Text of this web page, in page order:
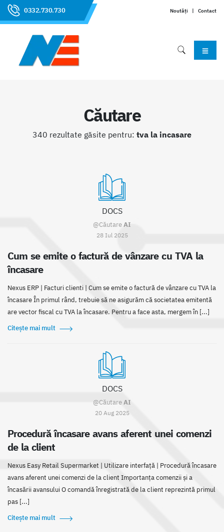
0332.730.730 Noutăți | Contact
Căutare
340 rezultate găsite pentru: tva la incasare
DOCS
@CăutareAI
28 Iul 2025
Cum se emite o factură de vânzare cu TVA la
încasare
Nexus ERP | Facturi clienti | Cum se emite o factură de vânzare cu TVA la
încasare În primul rând, trebuie să ne asigurăm că societatea emitentă
are vector fiscal cu TVA la încasare. Pentru a face asta, mergem în [...]
Citește mai mult
DOCS
@CăutareAI
20 Aug 2025
Procedură încasare avans aferent unei comenzi
de la client
Nexus Easy Retail Supermarket | Utilizare interfaţă | Procedură încasare
avans aferent unei comenzi de la client Importanța comenzii și a
încasării avansului O comandă înregistrată de la client reprezintă primul
pas [...]
Citește mai mult